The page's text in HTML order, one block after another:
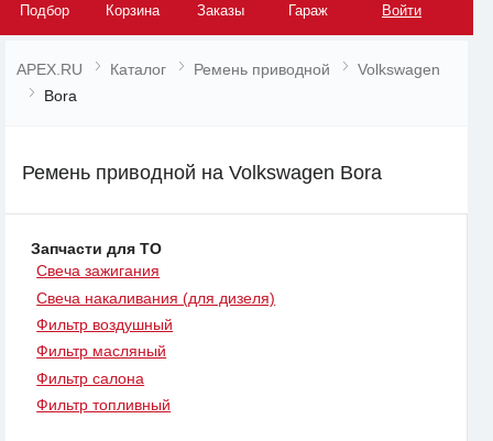
Подбор Корзина Заказы Гараж Войти
APEX.RU Каталог Ремень приводной
Volkswagen
Bora
Ремень приводной на Volkswagen Bora
Запчасти для ТО
Свеча зажигания
Свеча накаливания (для дизеля)
Фильтр воздушный
Фильтр масляный
Фильтр салона
Фильтр топливный